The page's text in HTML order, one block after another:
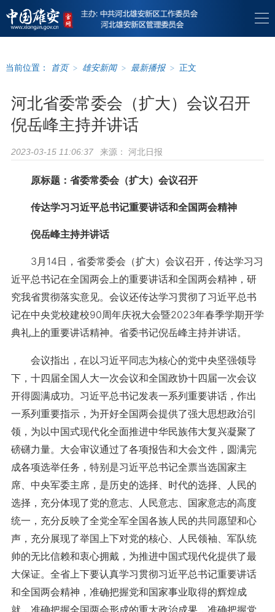
当前位置： 首页 > 雄安新闻 > 最新播报 > 正文
河北省委常委会（扩大）会议召开
倪岳峰主持并讲话
2023-03-15 11:06:37 来源： 河北日报
原标题：省委常委会（扩大）会议召开
传达学习习近平总书记重要讲话和全国两会精神
倪岳峰主持并讲话
3月14日，省委常委会（扩大）会议召开，传达学习习
近平总书记在全国两会上的重要讲话和全国两会精神，研
究我省贯彻落实意见。会议还传达学习贯彻了习近平总书
记在中央党校建校90周年庆祝大会暨2023年春季学期开学
典礼上的重要讲话精神。省委书记倪岳峰主持并讲话。
会议指出，在以习近平同志为核心的党中央坚强领导
下，十四届全国人大一次会议和全国政协十四届一次会议
开得圆满成功。习近平总书记发表一系列重要讲话，作出
一系列重要指示，为开好全国两会提供了强大思想政治引
领，为以中国式现代化全面推进中华民族伟大复兴凝聚了
磅礴力量。大会审议通过了各项报告和大会文件，圆满完
成各项选举任务，特别是习近平总书记全票当选国家主
席、中央军委主席，是历史的选择、时代的选择、人民的
选择，充分体现了党的意志、人民意志、国家意志的高度
统一，充分反映了全党全军全国各族人民的共同愿望和心
声，充分展现了举国上下对党的核心、人民领袖、军队统
帅的无比信赖和衷心拥戴，为推进中国式现代化提供了最
大保证。全省上下要认真学习贯彻习近平总书记重要讲话
和全国两会精神，准确把握党和国家事业取得的辉煌成
就，准确把握全国两会形成的重大政治成果，准确把握党